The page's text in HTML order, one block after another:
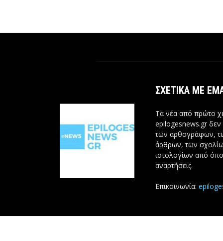
ΣΧΕΤΙΚΆ ΜΕ
Τα νέα από πρώτο
epilogesnews.gr δεν
των αρθογράφων,
άρθρων, των
ιστολογίων από
αναρτήσεις.
Επικοινωνία: